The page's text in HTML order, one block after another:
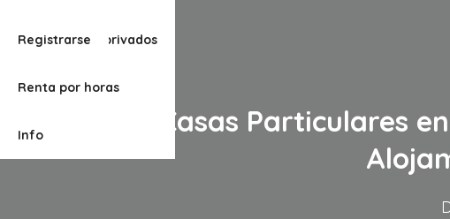
Alojamientos privados
Renta por horas
Info
Registrarse
Casas Particulares